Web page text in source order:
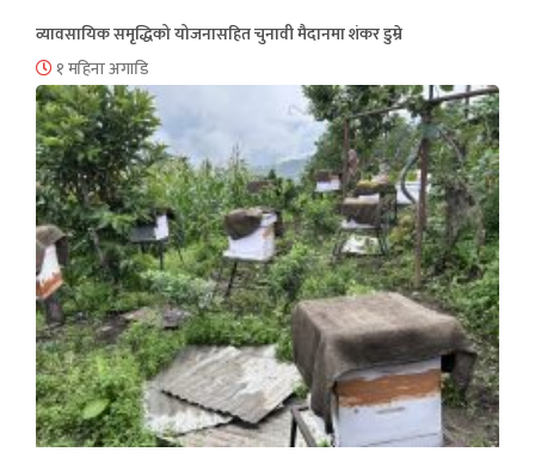
व्यावसायिक समृद्धिको योजनासहित चुनावी मैदानमा शंकर डुम्रे
१ महिना अगाडि